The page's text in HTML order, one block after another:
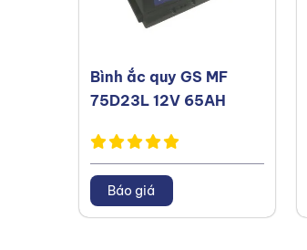
Bình ắc quy GS MF
75D23L 12V 65AH
Báo giá